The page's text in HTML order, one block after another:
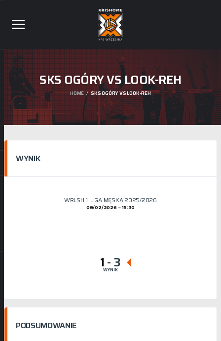
SKS OGÓRY VS LOOK-REH
HOME SKS OGÓRY VS LOOK-REH
WYNIK
WRLSH 1. LIGA MĘSKA 2025/2026
08/02/2026 15:30
1-3
WYNIK
PODSUMOWANIE